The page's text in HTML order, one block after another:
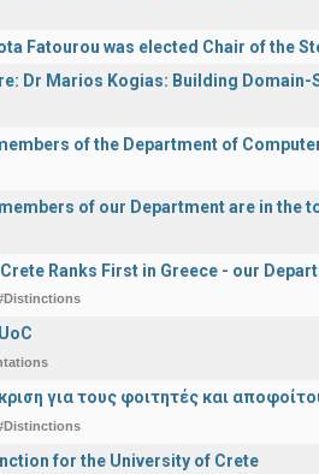
Fatourou was elected Chair of the
Dr Marios Kogias: Building
of the Department of
of our Department are in the
Ranks First in Greece - our
για τους φοιτητές και
for the University of Crete